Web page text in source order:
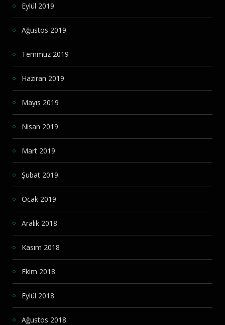
Eylül 2019
Ağustos 2019
Temmuz 2019
Haziran 2019
Mayıs 2019
Nisan 2019
Mart 2019
Şubat 2019
Ocak 2019
Aralık 2018
Kasım 2018
Ekim 2018
Eylül 2018
Ağustos 2018